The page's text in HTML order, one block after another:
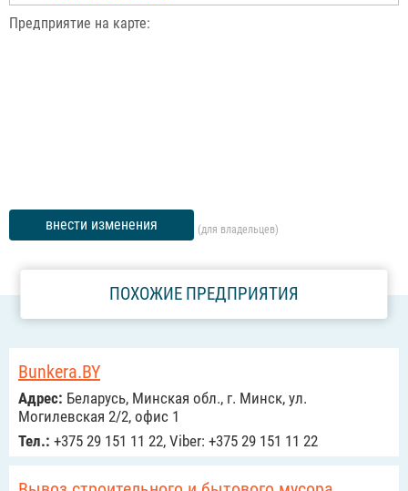
Предприятие на карте:
внести изменения (для владельцев)
ПОХОЖИЕ ПРЕДПРИЯТИЯ
Bunkera.BY
Адрес: Беларусь, Минская обл., г. Минск, ул.
Могилевская 2/2, офис 1
Тел.: +375 29 151 11 22, Viber: +375 29 151 11 22